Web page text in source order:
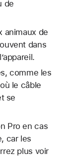
de
animaux de
dans
comme les
le câble
se
Pro en cas
car les
plus voir